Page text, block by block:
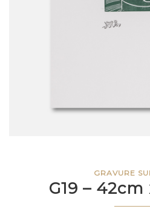
GRAVURE
G19 –